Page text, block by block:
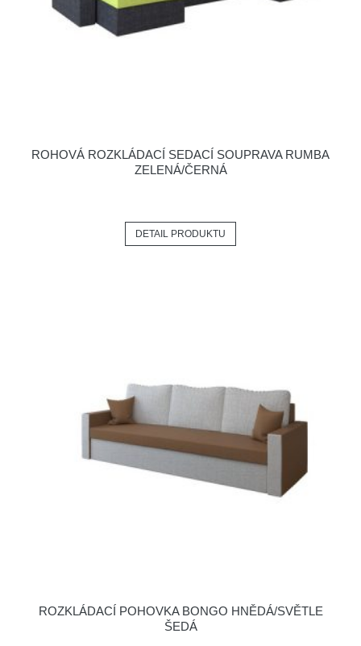
ROHOVÁ ROZKLÁDACÍ SEDACÍ SOUPRAVA RUMBA
ZELENÁ/ČERNÁ
DETAIL PRODUKTU
ROZKLÁDACÍ POHOVKA BONGO HNĚDÁ/SVĚTLE
ŠEDÁ